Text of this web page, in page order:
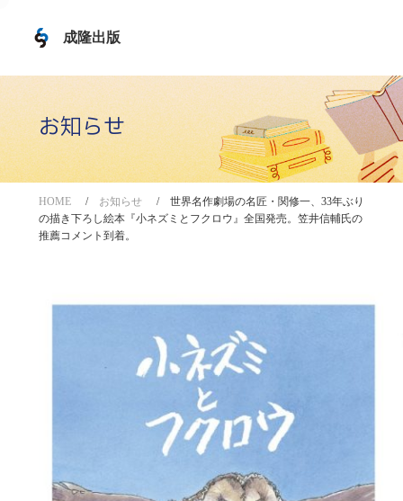
成隆出版
お知らせ
HOME お知らせ
世界名作劇場の名匠・関修一、33年ぶり
の描き下ろし絵本『小ネズミとフクロウ』全国発売。笠井信輔氏の
推薦コメント到着。